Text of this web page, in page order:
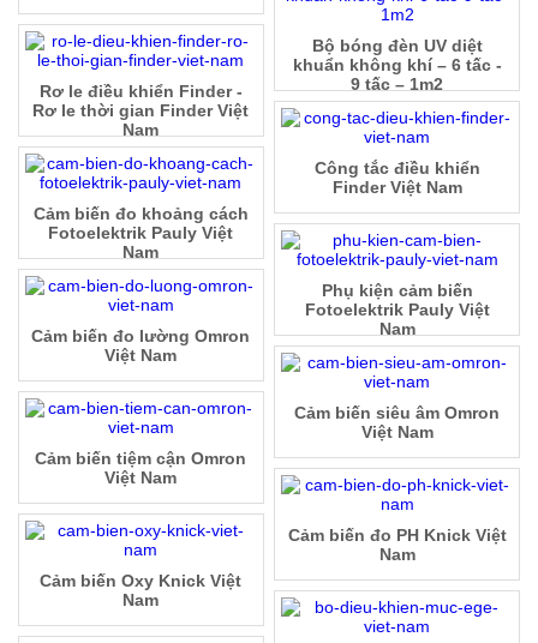
Bộ bóng đèn UV diệt
khuẩn không khí – 6 tấc -
9 tấc – 1m2
Rơ le điều khiển Finder -
Rơ le thời gian Finder Việt
Nam
Công tắc điều khiển
Finder Việt Nam
Cảm biến đo khoảng cách
Fotoelektrik Pauly Việt
Nam
Phụ kiện cảm biến
Fotoelektrik Pauly Việt
Nam
Cảm biến đo lường Omron
Việt Nam
Cảm biến siêu âm Omron
Việt Nam
Cảm biến tiệm cận Omron
Việt Nam
Cảm biến đo PH Knick Việt
Nam
Cảm biến Oxy Knick Việt
Nam